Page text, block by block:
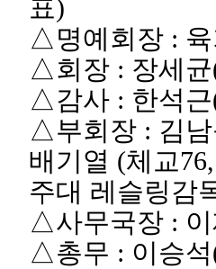
이사장 인사말
임원 현황
연혁·사업실적
역대 이사장
총동창
모교 소
지부·
언론에
표)
△ 명예회장 :
△회장 : 장세균
△감사 : 한석근
△부회장 : 김
배기열 (체교
주대 레슬링감
△사무국장 :
△총무 : 이승석